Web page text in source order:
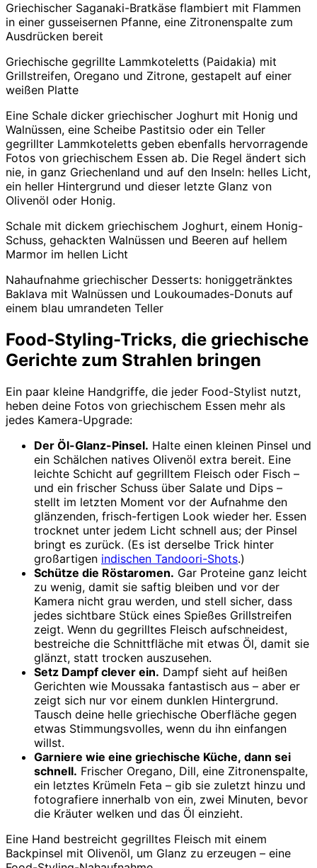
Griechischer Saganaki-Bratkäse flambiert mit Flammen
in einer gusseisernen Pfanne, eine Zitronenspalte zum
Ausdrücken bereit
Griechische gegrillte Lammkoteletts (Paidakia) mit
Grillstreifen, Oregano und Zitrone, gestapelt auf einer
weißen Platte
Eine Schale dicker griechischer Joghurt mit Honig und
Walnüssen, eine Scheibe Pastitsio oder ein Teller
gegrillter Lammkoteletts geben ebenfalls hervorragende
Fotos von griechischem Essen ab. Die Regel ändert sich
nie, in ganz Griechenland und auf den Inseln: helles Licht,
ein heller Hintergrund und dieser letzte Glanz von
Olivenöl oder Honig.
Schale mit dickem griechischem Joghurt, einem Honig-
Schuss, gehackten Walnüssen und Beeren auf hellem
Marmor im hellen Licht
Nahaufnahme griechischer Desserts: honiggetränktes
Baklava mit Walnüssen und Loukoumades-Donuts auf
einem blau umrandeten Teller
Food-Styling-Tricks, die griechische
Gerichte zum Strahlen bringen
Ein paar kleine Handgriffe, die jeder Food-Stylist nutzt,
heben deine Fotos von griechischem Essen mehr als
jedes Kamera-Upgrade:
Der Öl-Glanz-Pinsel. Halte einen kleinen Pinsel und
ein Schälchen natives Olivenöl extra bereit. Eine
leichte Schicht auf gegrilltem Fleisch oder Fisch –
und ein frischer Schuss über Salate und Dips –
stellt im letzten Moment vor der Aufnahme den
glänzenden, frisch-fertigen Look wieder her. Essen
trocknet unter jedem Licht schnell aus; der Pinsel
bringt es zurück. (Es ist derselbe Trick hinter
großartigen indischen Tandoori-Shots.)
Schütze die Röstaromen. Gar Proteine ganz leicht
zu wenig, damit sie saftig bleiben und vor der
Kamera nicht grau werden, und stell sicher, dass
jedes sichtbare Stück eines Spießes Grillstreifen
zeigt. Wenn du gegrilltes Fleisch aufschneidest,
bestreiche die Schnittfläche mit etwas Öl, damit sie
glänzt, statt trocken auszusehen.
Setz Dampf clever ein. Dampf sieht auf heißen
Gerichten wie Moussaka fantastisch aus – aber er
zeigt sich nur vor einem dunklen Hintergrund.
Tausch deine helle griechische Oberfläche gegen
etwas Stimmungsvolles, wenn du ihn einfangen
willst.
Garniere wie eine griechische Küche, dann sei
schnell. Frischer Oregano, Dill, eine Zitronenspalte,
ein letztes Krümeln Feta – gib sie zuletzt hinzu und
fotografiere innerhalb von ein, zwei Minuten, bevor
die Kräuter welken und das Öl einzieht.
Eine Hand bestreicht gegrilltes Fleisch mit einem
Backpinsel mit Olivenöl, um Glanz zu erzeugen – eine